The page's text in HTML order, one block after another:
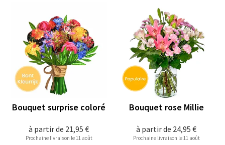
à partir de 21,95 €
Bouquet surprise coloré
Prochaine livraison le 11 août
à partir de 24,95 €
Bouquet rose Millie
Prochaine livraison le 11 août